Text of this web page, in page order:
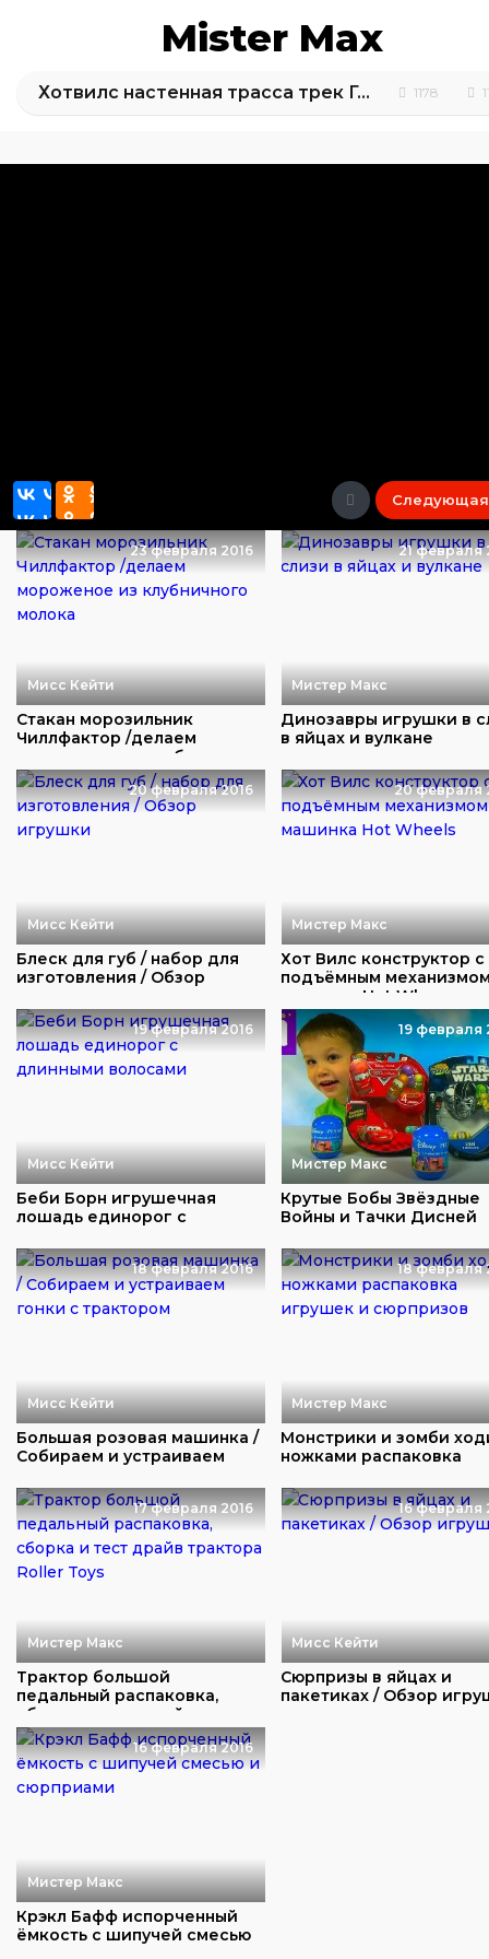
Mister Max
Хотвилс настенная трасса трек Горилла Разрушитель Hot Wheels 1178
Следующая
23 февраля 2016
Мисс Кейти
Стакан морозильник
Чиллфактор /делаем
мороженое из клубничн...
21 февраля
Мистер Макс
Динозавры игрушки в
в яйцах и вулкане
20 февраля 2016
Мисс Кейти
Блеск для губ / набор для
изготовления / Обзор
20 февраля
Мистер Макс
Хот Вилс конструктор с
подъёмным
машинка Hot Wh...
19 февраля 2016
Мисс Кейти
Беби Борн игрушечная
лошадь единорог с
19 февраля
Мистер Макс
Крутые Бобы Звёздные
Войны и Тачки Дисней
18 февраля 2016
Мисс Кейти
Большая розовая машинка /
Собираем и устраиваем
18 февраля
Мистер Макс
Монстрики и зомби
ножками распаковка
17 февраля 2016
Мистер Макс
Трактор большой
педальный распаковка,
сборка и тест драйв тр...
16 февраля
Мисс Кейти
Сюрпризы в яйцах и
пакетиках / Обзор
16 февраля 2016
Мистер Макс
Крэкл Бафф испорченный
ёмкость с шипучей смесью